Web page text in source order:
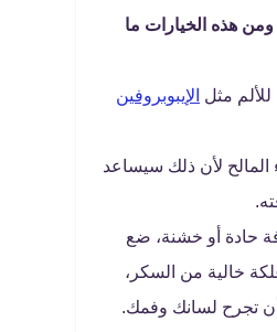
هذه الخيارات ما
للألم مثل الإيبوبروفين
لأن ذلك سيساعد
حادة أو خشنة، ضع
خالية من السكر،
تجرح لسانك وفمك.